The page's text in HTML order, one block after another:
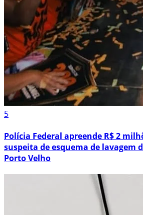
5
Polícia Federal apreende R$ 2
suspeita de esquema de lavagem
Porto Velho